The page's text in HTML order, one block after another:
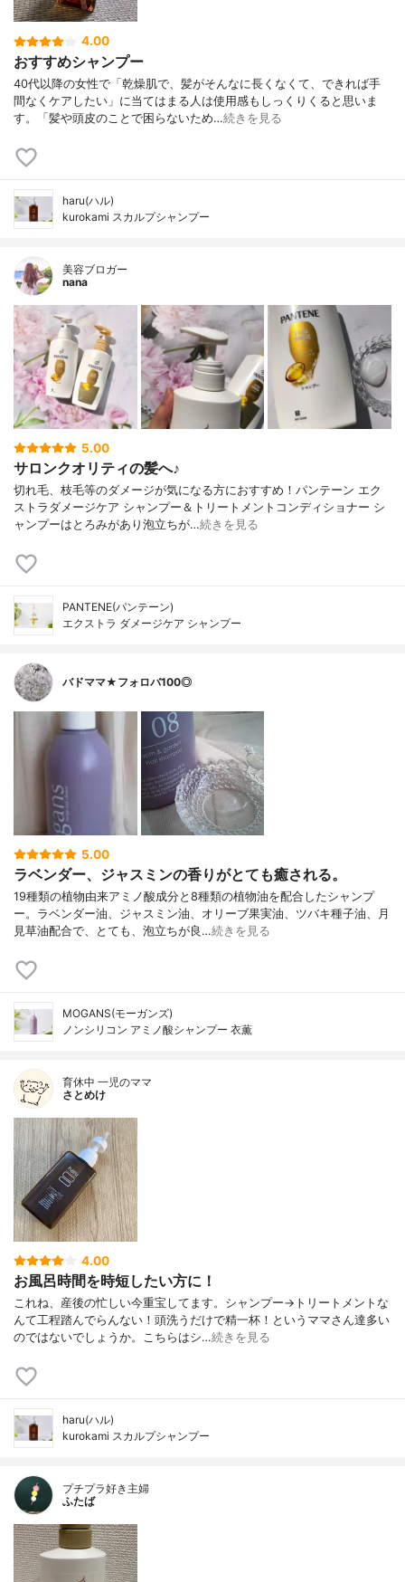
4.00
おすすめシャンプー
40代以降の女性で「乾燥肌で、髪がそんなに長くなくて、できれば手
間なくケアしたい」に当てはまる人は使用感もしっくりくると思いま
す。「髪や頭皮のことで困らないため…続きを見る
haru(ハル)
kurokami スカルプシャンプー
美容ブロガー
nana
5.00
サロンクオリティの髪へ♪
切れ毛、枝毛等のダメージが気になる方におすすめ！パンテーン エク
ストラダメージケア シャンプー＆トリートメントコンディショナー シ
ャンプーはとろみがあり泡立ちが…続きを見る
PANTENE(パンテーン)
エクストラ ダメージケア シャンプー
バドママ★フォロバ100◎
5.00
ラベンダー、ジャスミンの香りがとても癒される。
19種類の植物由来アミノ酸成分と8種類の植物油を配合したシャンプ
ー。ラベンダー油、ジャスミン油、オリーブ果実油、ツバキ種子油、月
見草油配合で、とても、泡立ちが良…続きを見る
MOGANS(モーガンズ)
ノンシリコン アミノ酸シャンプー 衣薫
育休中 一児のママ
さとめけ
4.00
お風呂時間を時短したい方に！
これね、産後の忙しい今重宝してます。シャンプー→トリートメントな
んて工程踏んでらんない！頭洗うだけで精一杯！というママさん達多い
のではないでしょうか。こちらはシ…続きを見る
haru(ハル)
kurokami スカルプシャンプー
プチプラ好き主婦
ふたば